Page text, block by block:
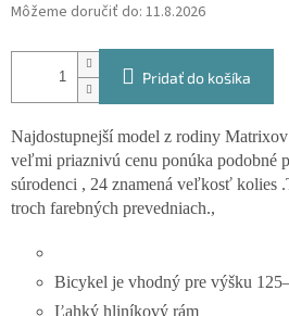
Môžeme doručiť do: 11.8.2026
Pridať do košíka
Najdostupnejší model z rodiny
veľmi priaznivú cenu ponúka podobné
súrodenci , 24 znamená veľkosť kolies
troch farebných prevedniach.,
Bicykel je vhodný pre výšku
Ľahký hliníkový rám